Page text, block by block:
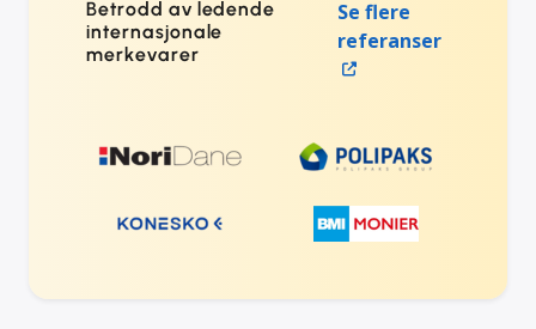
Betrodd av ledende
internasjonale
merkevarer
Se flere
referanser